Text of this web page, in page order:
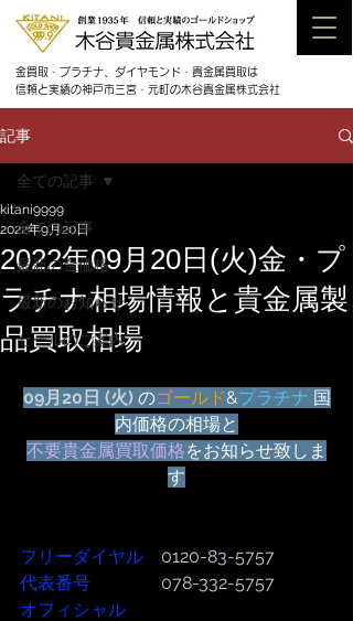
金買取・プラチナ、ダイヤモンド・貴金属買取は
信頼と実績の神戸市三宮・元町の木谷貴金属株式会社
記事
全ての記事
最新の金価格
最新のお知らせ
セールのご案内
全ての記事
2022年09月20日(火)金・プ
ラチナ相場情報と貴金属製
品買取相場
kitani9999
2022年9月20日
09月20日 (火) のゴールド&プラチナ 国
内価格の相場と
不要貴金属買取価格をお知らせ致しま
す
フリーダイヤル 0120-83-5757
代表番号
              078-332-5757
オフィシャル